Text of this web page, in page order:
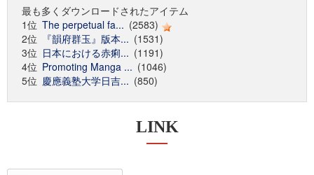
最も多くダウンロードされたアイテム
1位 The perpetual fa... (2583)
2位
『韻府群玉』版本... (1531)
3位 日本における赤痢... (1191)
4位 Promoting Manga ... (1046)
5位 慶應義塾大学日吉... (850)
LINK